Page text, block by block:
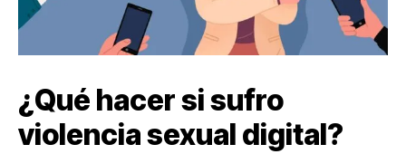
¿Qué hacer si sufro
violencia sexual digital?